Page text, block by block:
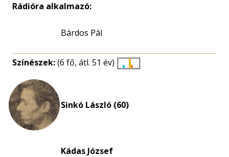
Rádióra alkalmazó:
Bárdos Pál
Színészek:(6 fő, átl. 51 év)
Sinkó László (60)
Kádas József